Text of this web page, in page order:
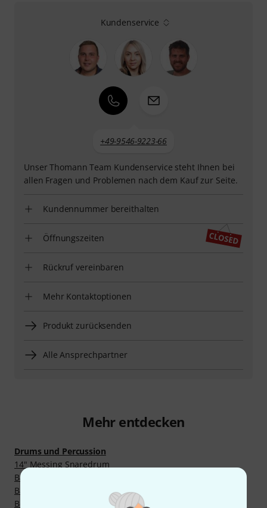
Kundenservice
+49-9546-9223-66
Unser Thomann Team Kundenservice steht Ihnen bei
allen Fragen und Problemen nach dem Kauf zur Seite.
Kundennummer bereithalten
Öffnungszeiten
Rückruf vereinbaren
Mehr Kontaktoptionen
Produkt zurücksenden
Alle Ansprechpartner
Mehr entdecken
Drums und Percussion
14" Messing Snaredrum
Bass Drum Klauen
Bassdrums
Beckenarme